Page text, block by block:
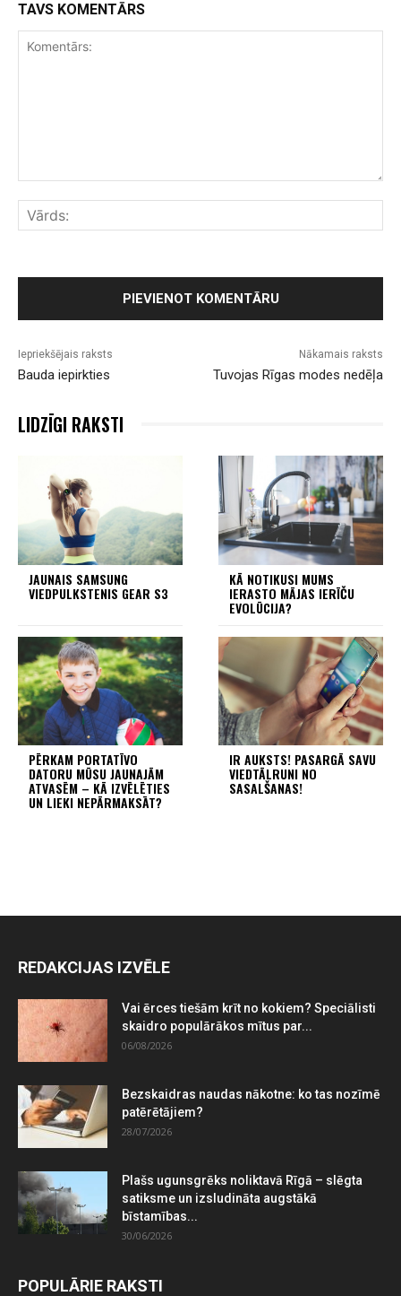
TAVS KOMENTĀRS
Iepriekšējais raksts
Bauda iepirkties
Nākamais raksts
Tuvojas Rīgas modes nedēļa
LIDZĪGI RAKSTI
JAUNAIS SAMSUNG
VIEDPULKSTENIS GEAR S3
KĀ NOTIKUSI MUMS
IERASTO MĀJAS IERĪČU
EVOLŪCIJA?
PĒRKAM PORTATĪVO
DATORU MŪSU JAUNAJĀM
ATVASĒM – KĀ IZVĒLĒTIES
UN LIEKI NEPĀRMAKSĀT?
IR AUKSTS! PASARGĀ SAVU
VIEDTĀLRUNI NO
SASALŠANAS!
REDAKCIJAS IZVĒLE
Vai ērces tiešām krīt no kokiem? Speciālisti
skaidro populārākos mītus par...
06/08/2026
Bezskaidras naudas nākotne: ko tas nozīmē
patērētājiem?
28/07/2026
Plašs ugunsgrēks noliktavā Rīgā – slēgta
satiksme un izsludināta augstākā
bīstamības...
30/06/2026
POPULĀRIE RAKSTI